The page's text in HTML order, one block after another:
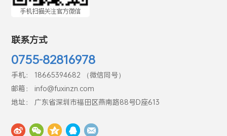
联系方式
0755-82816978
手机： 18665394682 （微信同号）
邮箱： info@fuxinzn.com
地址： 广东省深圳市福田区燕南路88号D座613